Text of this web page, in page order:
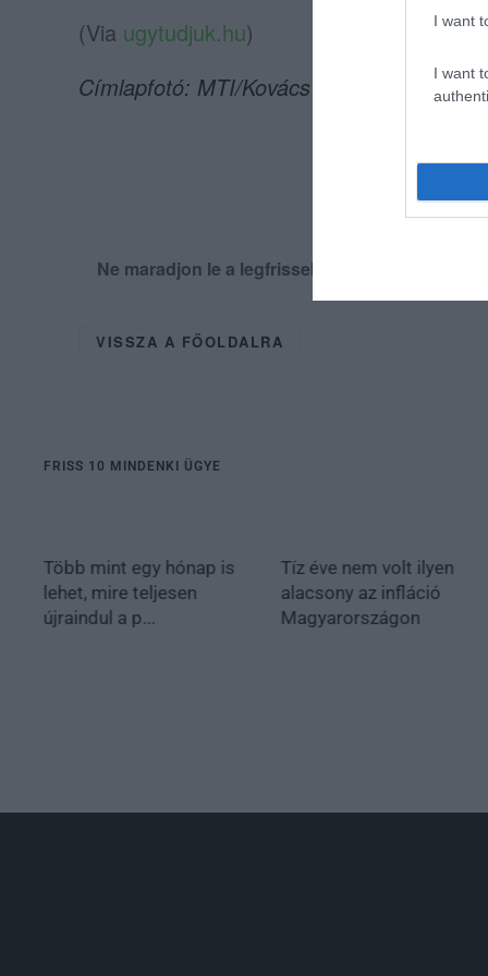
I want
I want
(Via ugytudjuk.hu)
Címlapfotó: MTI/Kovács Tamás
Ne maradjon le a legfrissebb hírekről,
VISSZA A FŐOLDALRA
FRISS 10 MINDENKI ÜGYE
Több mint egy hónap is
lehet, mire teljesen
újraindul a p...
Tíz éve nem volt ilyen
alacsony az infláció
Magyarországon